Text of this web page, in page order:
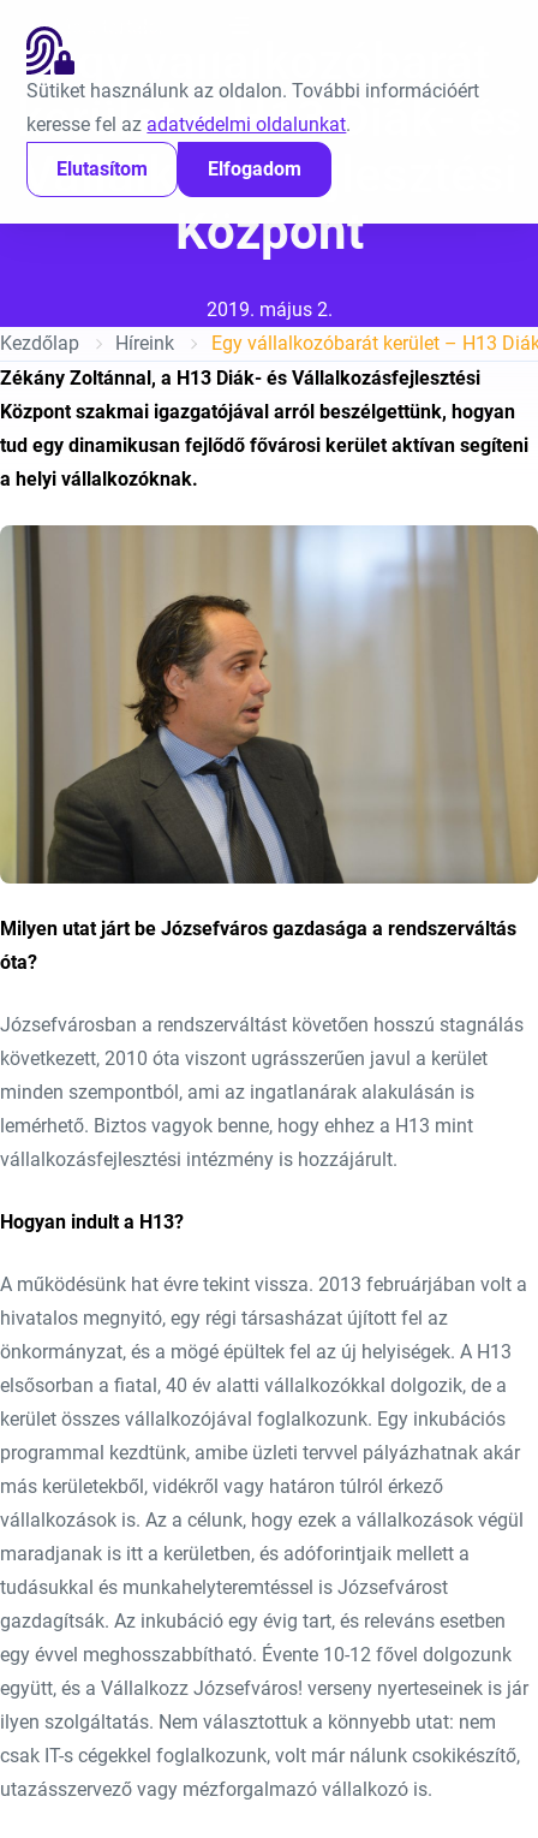
Sütiket használunk az oldalon. További információért
keresse fel az adatvédelmi oldalunkat.
Elutasítom
Elfogadom
Ugrás a tartalomra
Egy vállalkozóbarát
kerület – H13 Diák- és
Vállalkozásfejlesztési
Központ
Közzétéve:
2019. május 2.
Kezdőlap
Híreink
Zékány Zoltánnal, a H13 Diák- és Vállalkozásfejlesztési
Központ szakmai igazgatójával arról beszélgettünk, hogyan
tud egy dinamikusan fejlődő fővárosi kerület aktívan segíteni
a helyi vállalkozóknak.
Milyen utat járt be Józsefváros gazdasága a rendszerváltás
óta?
Józsefvárosban a rendszerváltást követően hosszú stagnálás
következett, 2010 óta viszont ugrásszerűen javul a kerület
minden szempontból, ami az ingatlanárak alakulásán is
lemérhető. Biztos vagyok benne, hogy ehhez a H13 mint
vállalkozásfejlesztési intézmény is hozzájárult.
Hogyan indult a H13?
A működésünk hat évre tekint vissza. 2013 februárjában volt a
hivatalos megnyitó, egy régi társasházat újított fel az
önkormányzat, és a mögé épültek fel az új helyiségek. A H13
elsősorban a fiatal, 40 év alatti vállalkozókkal dolgozik, de a
kerület összes vállalkozójával foglalkozunk. Egy inkubációs
programmal kezdtünk, amibe üzleti tervvel pályázhatnak akár
más kerületekből, vidékről vagy határon túlról érkező
vállalkozások is. Az a célunk, hogy ezek a vállalkozások végül
maradjanak is itt a kerületben, és adóforintjaik mellett a
tudásukkal és munkahelyteremtéssel is Józsefvárost
gazdagítsák. Az inkubáció egy évig tart, és releváns esetben
egy évvel meghosszabbítható. Évente 10-12 fővel dolgozunk
együtt, és a Vállalkozz Józsefváros! verseny nyerteseinek is jár
ilyen szolgáltatás. Nem választottuk a könnyebb utat: nem
csak IT-s cégekkel foglalkozunk, volt már nálunk csokikészítő,
utazásszervező vagy mézforgalmazó vállalkozó is.